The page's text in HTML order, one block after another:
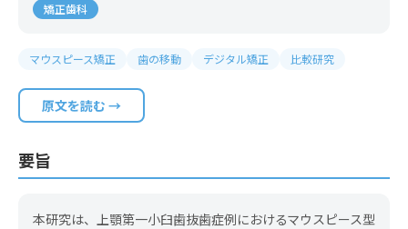
矯正歯科
マウスピース矯正 歯の移動 デジタル矯正 比較研究
原文を読む →
要旨
本研究は、上顎第一小臼歯抜歯症例におけるマウスピース型